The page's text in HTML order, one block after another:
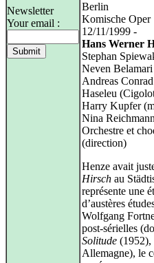
Newsletter
Your email :
Berlin
Komische Oper
12/11/1999 -
Hans Werner
Stephan
Neven
Andreas
Haseleu
Harry Kupfer
Nina
Orchestre et
(direction)
Henze avait
Hirsch au
représente une
d’austères
Wolfgang
post-sérielles
Solitude (1952),
Allemagne), le